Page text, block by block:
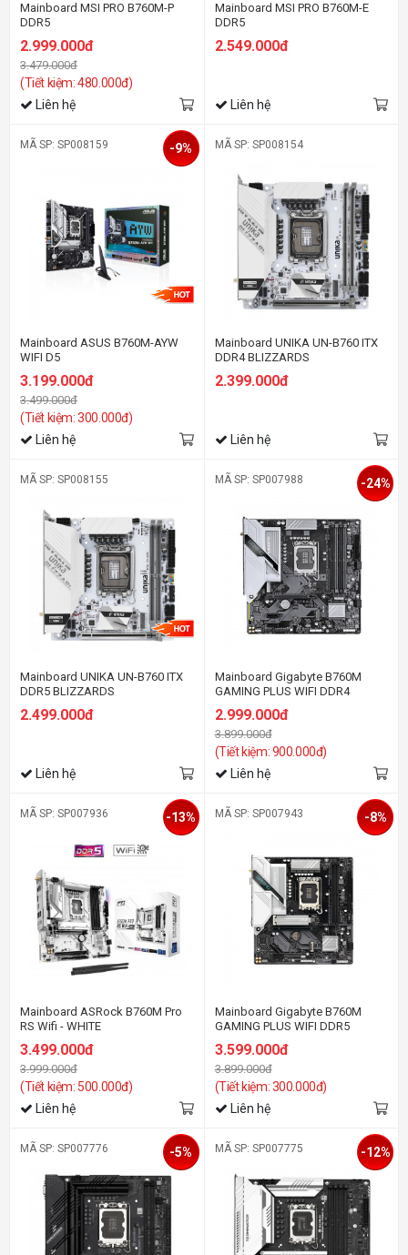
Mainboard MSI PRO B760M-P
DDR5
2.999.000đ
3.479.000đ
(Tiết kiệm: 480.000đ)
Liên hệ
Mainboard MSI PRO B760M-E
DDR5
2.549.000đ
Liên hệ
MÃ SP: SP008159
Mainboard ASUS B760M-AYW
WIFI D5
3.199.000đ
3.499.000đ
(Tiết kiệm: 300.000đ)
-9%
Liên hệ
MÃ SP: SP008154
Mainboard UNIKA UN-B760 ITX
DDR4 BLIZZARDS
2.399.000đ
Liên hệ
MÃ SP: SP008155
Mainboard UNIKA UN-B760 ITX
DDR5 BLIZZARDS
2.499.000đ
Liên hệ
MÃ SP: SP007988
Mainboard Gigabyte B760M
GAMING PLUS WIFI DDR4
2.999.000đ
3.899.000đ
(Tiết kiệm: 900.000đ)
-24%
Liên hệ
MÃ SP: SP007936
Mainboard ASRock B760M Pro
RS Wifi - WHITE
3.499.000đ
3.999.000đ
(Tiết kiệm: 500.000đ)
-13%
Liên hệ
MÃ SP: SP007943
Mainboard Gigabyte B760M
GAMING PLUS WIFI DDR5
3.599.000đ
3.899.000đ
(Tiết kiệm: 300.000đ)
-8%
Liên hệ
MÃ SP: SP007776 -5% MÃ SP: SP007775 -12%